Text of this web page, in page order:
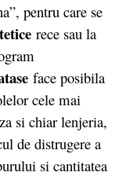
pentru care se
rece sau la
face posibila
cele mai
si chiar lenjeria,
de distrugere a
si cantitatea